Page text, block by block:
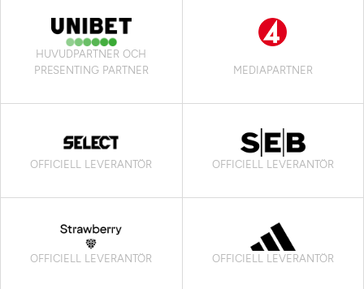
HUVUDPARTNER OCH
PRESENTING PARTNER
MEDIAPARTNER
OFFICIELL LEVERANTÖR OFFICIELL LEVERANTÖR
OFFICIELL LEVERANTÖR OFFICIELL LEVERANTÖR